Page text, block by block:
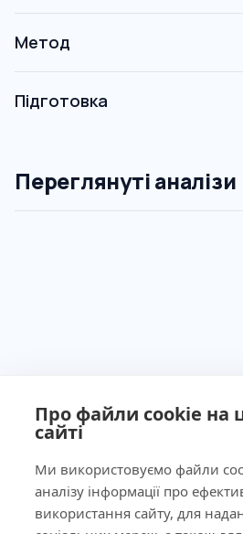
Про файли cookie на
сайті
Ми використовуємо файли
аналізу інформації про
використання сайту, для
Метод
Підготовка
Переглянуті аналізи
Ліцензія МОЗ України №603260 від